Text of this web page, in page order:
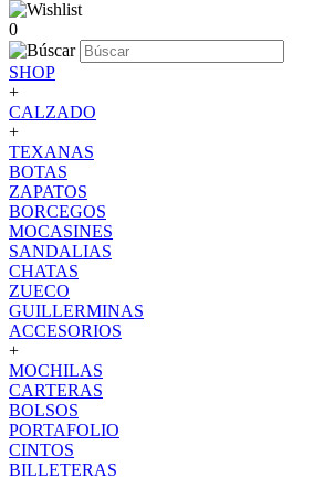
0
SHOP
+
CALZADO
+
TEXANAS
BOTAS
ZAPATOS
BORCEGOS
MOCASINES
SANDALIAS
CHATAS
ZUECO
GUILLERMINAS
ACCESORIOS
+
MOCHILAS
CARTERAS
BOLSOS
PORTAFOLIO
CINTOS
BILLETERAS